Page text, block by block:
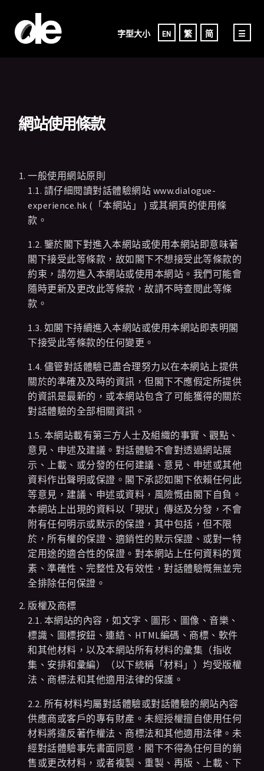
字型大小 EN 繁 简 ☰
網站使用條款
一般使用網站原則
1.1. 請仔細閱讀對話體驗網站 www.dialogue-
experience.hk (「本網站」 ) 或其網頁的使用條
款。
1.2. 鑒於閣下對進入本網站或使用本網站即意味著
閣下接受此等條款，故如閣下不想接受此等條款的
約束，請勿進入本網站或使用本網站。我們可能會
隨時更新及更改此等條款，故請不時查閱此等條
款。
1.3. 如閣下持續進入本網站或使用本網站即表明閣
下接受此等條款的任何變更。
1.4. 儘管對話體驗已盡合理努力以在本網站上提供
關於的準確及及時的資訊，但閣下不應假定所提供
的資訊是最新的，或本網站包含了可能獲得的關於
對話體驗的全部相關資訊。
1.5. 本網站載有第三方人士及組織的事實、觀點、
意見、申述及建議。對話體驗不會對透過網站展
示、上載、或分發的任何建議、意見、申述或其他
資料作出聲明或保證。閣下承認如閣下依賴任何此
等意見，建議、申述或資料，風險慨由閣下自負。
本網站上出現的資料以「現狀」傳送及分發，不會
附有任何明示或默示的保證，其中包括，但不限
於，所有權的保證、適銷性的默示保證、或對一特
定用途的適合性的保證。對本網站上任何資料的質
素、準確性、完整性及有效性，對話體驗慨無並完
全排除任何保證。
版權及商標
2.1. 本網站的內容，如文字、圖形、圖像、音樂、
標識、圖標按鈕、連結、HTML編碼、商標、軟件
和其他材料，以及本網站所有材料的彙集（指收
集、安排和彙編）（以下統稱「材料」）均受版權
法、商標法和其他適用法律的保護。
2.2. 所有材料均屬對話體驗或對話體驗的網站內容
供應商或客戶的專有財產。未經授權擅自使用任何
材料將違反著作權法、商標法和其他適用法律。未
經對話體驗事先書面同意，閣下不得為任何目的銷
售或更改材料，或者複製、重製、再版、上載、下